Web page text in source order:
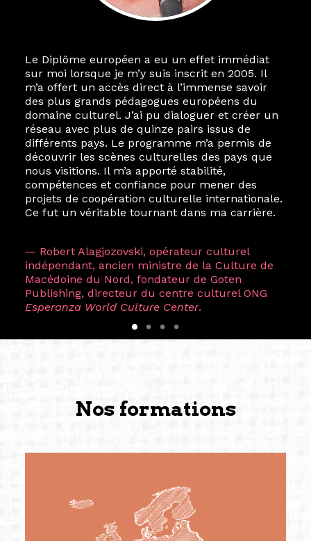
Le Diplôme européen a eu un effet immédiat
sur moi lorsque je m’y suis inscrit en 2005. Il
m’a offert un accès direct à l’immense savoir
des plus grands pédagogues européens du
domaine culturel. J’ai pu dialoguer et créer un
réseau avec plus de quinze pairs issus de
différents pays. Le programme m’a permis de
découvrir les scènes culturelles des pays que
nous visitions. Il m’a apporté stabilité,
compétences et confiance pour mener des
projets de coopération culturelle internationale.
Ce fut un véritable tournant dans ma carrière.
— Robert Alagjozovski, opérateur culturel
indépendant, ancien ministre de la Culture de
Macédoine du Nord, fondateur de Goten
Publishing, directeur du centre culturel ONG
Esperanza World Culture Center.
Nos formations